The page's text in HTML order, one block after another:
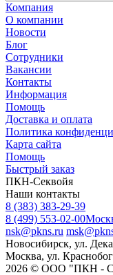
Компания
О компании
Новости
Блог
Сотрудники
Вакансии
Контакты
Информация
Помощь
Доставка и оплата
Политика
Карта сайта
Помощь
Быстрый заказ
ПКН-Секвойя
Наши контакты
8 (383) 383-29-39
8 (499) 553-02-00
nsk@pkns.ru
Новосибирск, ул.
Москва, ул.
2026 © ООО "ПКН -